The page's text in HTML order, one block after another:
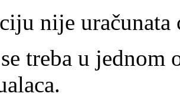
nije uračunata
treba u jednom